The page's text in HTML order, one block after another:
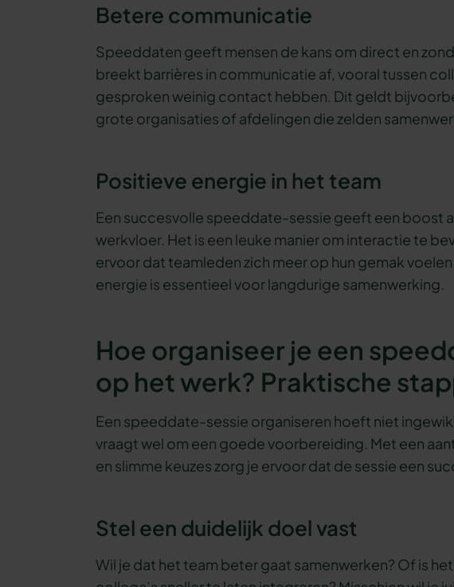
Betere communicatie
Speeddaten geeft mensen de kans om direct en
breekt barrières in communicatie af, vooral tussen
gesproken weinig contact hebben. Dit geldt
grote organisaties of afdelingen die zelden
Positieve energie in het team
Een succesvolle speeddate-sessie geeft een boost
werkvloer. Het is een leuke manier om interactie te
ervoor dat teamleden zich meer op hun gemak
energie is essentieel voor langdurige samenwerking.
Hoe organiseer je een
op het werk? Praktische
Een speeddate-sessie organiseren hoeft niet
vraagt wel om een goede voorbereiding. Met een
en slimme keuzes zorg je ervoor dat de sessie een
Stel een duidelijk doel vast
Wil je dat het team beter gaat samenwerken? Of is